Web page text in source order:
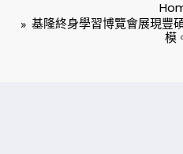
基隆終身學習博覽會展現豐
模